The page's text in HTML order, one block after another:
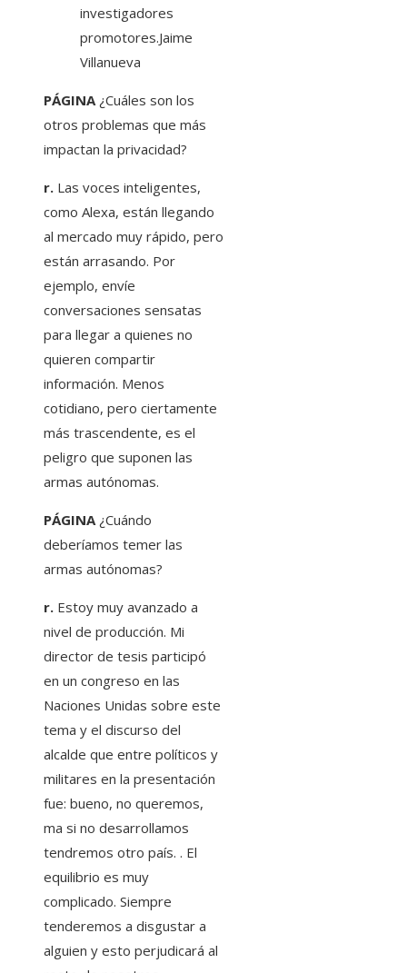
investigadores
promotores.Jaime
Villanueva
PÁGINA¿Cuáles son los
otros problemas que más
impactan la privacidad?
r. Las voces inteligentes,
como Alexa, están llegando
al mercado muy rápido, pero
están arrasando. Por
ejemplo, envíe
conversaciones sensatas
para llegar a quienes no
quieren compartir
información. Menos
cotidiano, pero ciertamente
más trascendente, es el
peligro que suponen las
armas autónomas.
PÁGINA¿Cuándo
deberíamos temer las
armas autónomas?
r. Estoy muy avanzado a
nivel de producción. Mi
director de tesis participó
en un congreso en las
Naciones Unidas sobre este
tema y el discurso del
alcalde que entre políticos y
militares en la presentación
fue: bueno, no queremos,
ma si no desarrollamos
tendremos otro país. . El
equilibrio es muy
complicado. Siempre
tenderemos a disgustar a
alguien y esto perjudicará al